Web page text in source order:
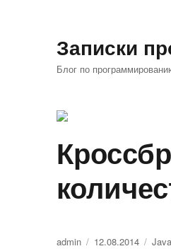
Записки
Блог по
Автор
admin Опубликовано
12.08.2014